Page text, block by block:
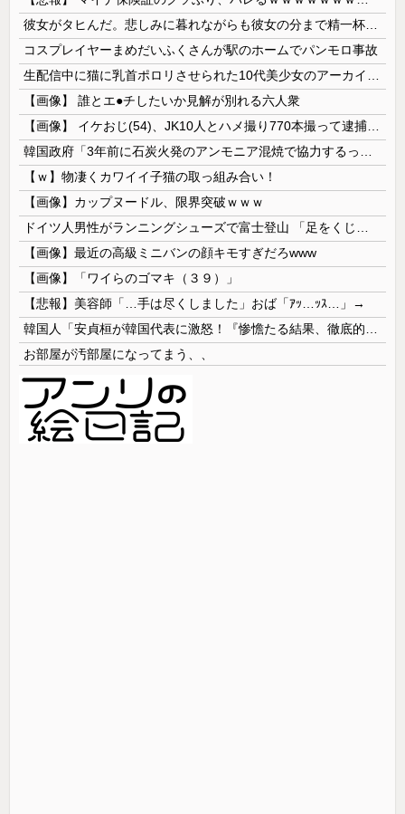
コスプレイヤーまめだいふくさんが駅のホームでパンモロ事故
【画像】 誰とエ●チしたいか見解が別れる六人衆
【ｗ】物凄くカワイイ子猫の取っ組み合い！
【画像】カップヌードル、限界突破ｗｗｗ
【画像】最近の高級ミニバンの顔キモすぎだろwww
【画像】「ワイらのゴマキ（３９）」
【悲報】美容師「…手は尽くしました」おば「ｱｯ…ｯｽ…」→
お部屋が汚部屋になってまう、、